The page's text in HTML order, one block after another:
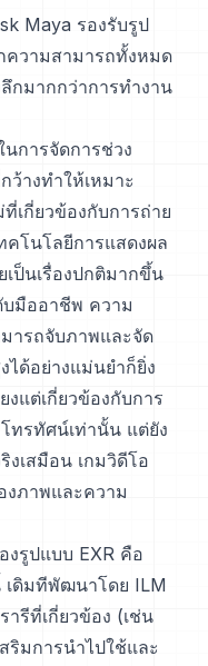
Maya รองรับรูป
ความสามารถทั้งหมด
กมากกว่าการทำงาน
การจัดการช่วง
ว้างทำให้เหมาะ
เกี่ยวข้องกับการถ่าย
คโนโลยีการแสดงผล
ป็นเรื่องปกติมากขึ้น
มืออาชีพ ความ
ารถจับภาพและจัด
ได้อย่างแม่นยำก็ยิ่ง
แต่เกี่ยวข้องกับการ
ทรทัศน์เท่านั้น แต่ยัง
งเสมือน เกมวิดีโอ
ภาพและความ
งรูปแบบ EXR คือ
ดิมทีพัฒนาโดย ILM
รีที่เกี่ยวข้อง (เช่น
ริมการนำไปใช้และ